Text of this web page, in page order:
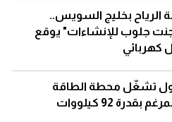
الرياح بخليج السويس..
جلوب للإنشاءات" يوقع
كهربائي
تشغّل محطة الطاقة
92 كيلووات